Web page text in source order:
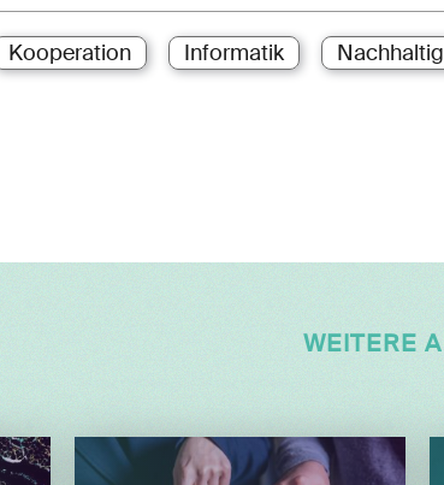
Kooperation Informatik
WEITERE